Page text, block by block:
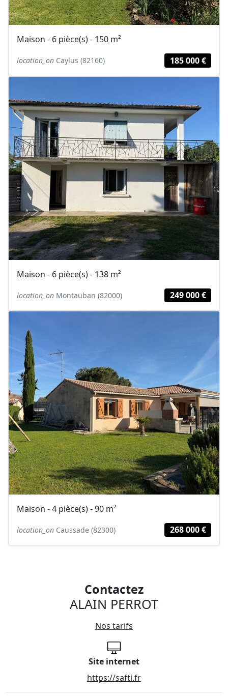
Maison - 6 pièce(s) - 150 m²
location_on Caylus (82160) 185 000 €
Maison - 6 pièce(s) - 138 m²
location_on Montauban (82000) 249 000 €
Maison - 4 pièce(s) - 90 m²
location_on Caussade (82300) 268 000 €
Contactez
ALAIN PERROT
Nos tarifs
Site internet
https://safti.fr